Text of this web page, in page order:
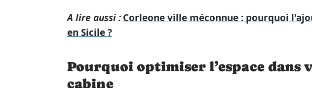
A lire aussi :Corleone ville méconnue : pourquoi
en Sicile ?
Pourquoi optimiser l’espace dans
cabine